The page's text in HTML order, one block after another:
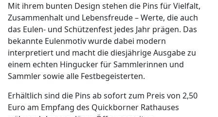
Mit ihrem bunten Design stehen die Pins für Vielfalt,
Zusammenhalt und Lebensfreude – Werte, die auch
das Eulen- und Schützenfest jedes Jahr prägen. Das
bekannte Eulenmotiv wurde dabei modern
interpretiert und macht die diesjährige Ausgabe zu
einem echten Hingucker für Sammlerinnen und
Sammler sowie alle Festbegeisterten.
Erhältlich sind die Pins ab sofort zum Preis von 2,50
Euro am Empfang des Quickborner Rathauses